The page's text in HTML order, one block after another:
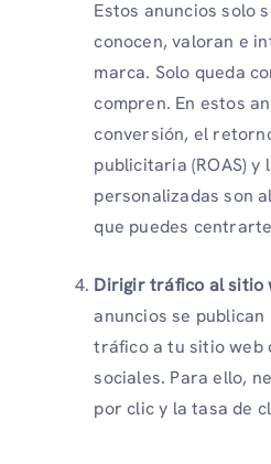
Estos anuncios solo
conocen, valoran e
marca. Solo queda
compren. En estos
conversión, el
publicitaria (ROAS) y
personalizadas son
que puedes
Dirigir tráfico al sitio
anuncios se
tráfico a tu sitio web
sociales. Para ello,
por clic y la tasa de